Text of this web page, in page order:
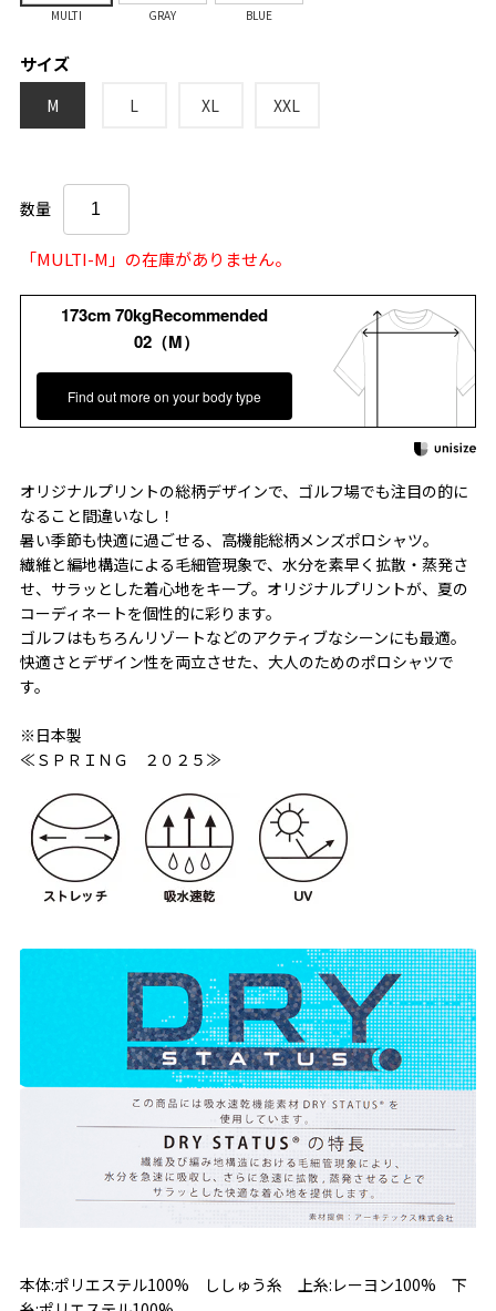
MULTI GRAY BLUE
サイズ
M L XL XXL
数量
「MULTI-M」の在庫がありません。
173cm 70kgRecommended
02（M）
Find out more on your body type
オリジナルプリントの総柄デザインで、ゴルフ場でも注目の的に
なること間違いなし！
暑い季節も快適に過ごせる、高機能総柄メンズポロシャツ。
繊維と編地構造による毛細管現象で、水分を素早く拡散・蒸発さ
せ、サラッとした着心地をキープ。オリジナルプリントが、夏の
コーディネートを個性的に彩ります。
ゴルフはもちろんリゾートなどのアクティブなシーンにも最適。
快適さとデザイン性を両立させた、大人のためのポロシャツで
す。
※日本製
≪ＳＰＲＩＮＧ ２０２５≫
本体:ポリエステル100% ししゅう糸 上糸:レーヨン100% 下